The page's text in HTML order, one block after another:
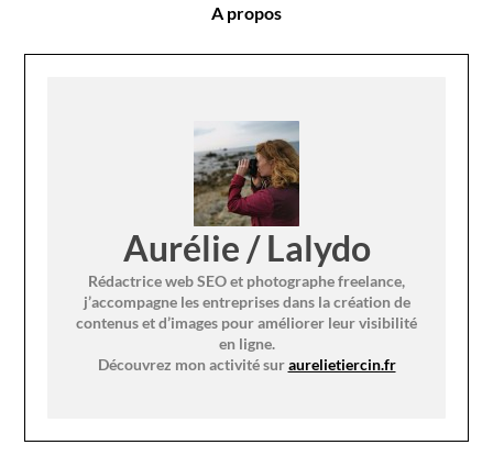
A propos
Aurélie / Lalydo
Rédactrice web SEO et photographe freelance,
j’accompagne les entreprises dans la création de
contenus et d’images pour améliorer leur visibilité
en ligne.
Découvrez mon activité suraurelietiercin.fr